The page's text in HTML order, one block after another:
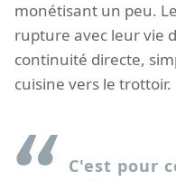
monétisant un peu.
rupture avec leur vie
continuité directe,
cuisine vers le trottoir.
C'est pour